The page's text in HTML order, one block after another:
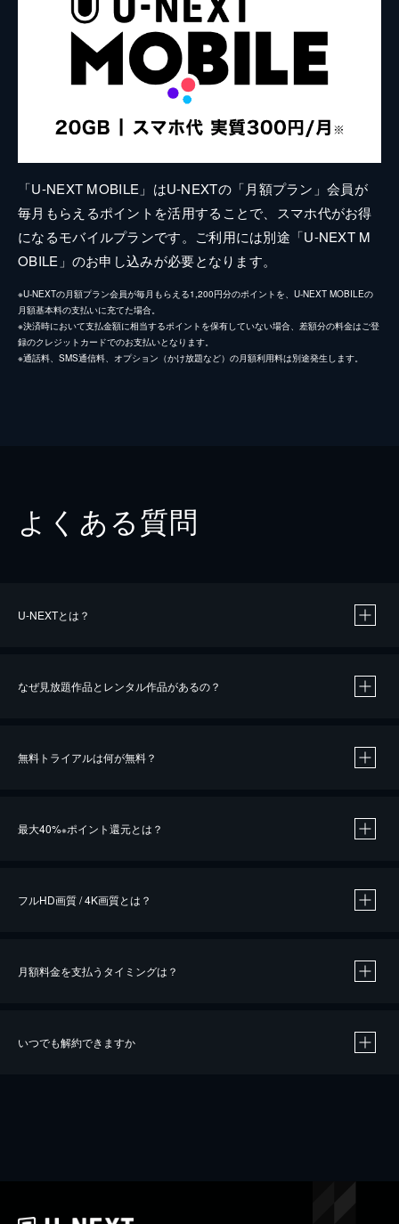
「U-NEXT MOBILE」はU-NEXTの「月額プラン」会員が
毎月もらえるポイントを活用することで、スマホ代がお得
になるモバイルプランです。ご利用には別途「U-NEXT M
OBILE」のお申し込みが必要となります。
※U-NEXTの月額プラン会員が毎月もらえる1,200円分のポイントを、U-NEXT MOBILEの
月額基本料の支払いに充てた場合。
※決済時において支払金額に相当するポイントを保有していない場合、差額分の料金はご登
録のクレジットカードでのお支払いとなります。
※通話料、SMS通信料、オプション（かけ放題など）の月額利用料は別途発生します。
よくある質問
U-NEXTとは？
なぜ見放題作品とレンタル作品があるの？
無料トライアルは何が無料？
最大40%※ポイント還元とは？
※40％ポイント還元の対象は、クレジットカード決済による作品の購入 / レンタルです。
iOSアプリのUコイン決済による作品の購入 / レンタルは、20％のポイント還元です。
フルHD画質 / 4K画質とは？
月額料金を支払うタイミングは？
いつでも解約できますか